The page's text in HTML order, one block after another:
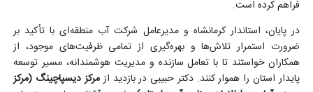
فراهم کرده است.
در پایان، استاندار کرمانشاه و مدیرعامل شرکت آب منطقه‌ای با تأکید بر
ضرورت استمرار تلاش‌ها و بهره‌گیری از تمامی ظرفیت‌های موجود، از
همکاران خواستند تا با تعامل سازنده و مدیریت هوشمندانه، مسیر توسعه
پایدار استان را هموار کنند. دکتر حبیبی در بازدید از مرکز دیسپاچینگ (مرکز